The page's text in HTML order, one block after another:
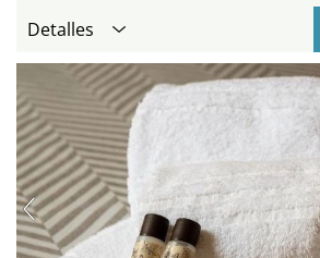
Detalles